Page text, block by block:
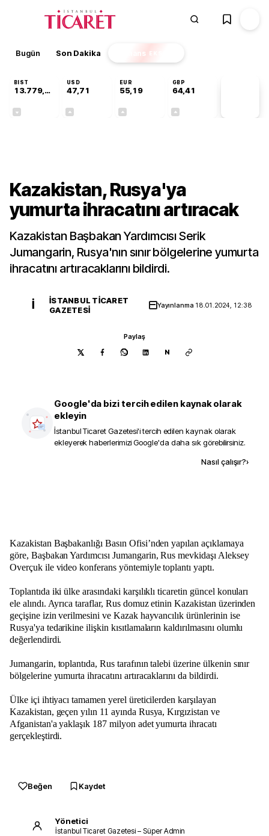
Bugün Son Dakika Finans EKSTRA
BIST
13.779,39
USD
47,71
EUR
55,19
GBP
64,41
Kazakistan, Rusya'ya
yumurta ihracatını artıracak
Kazakistan Başbakan Yardımcısı Serik
Jumangarin, Rusya'nın sınır bölgelerine yumurta
ihracatını artıracaklarını bildirdi.
İ
İSTANBUL TICARET
GAZETESI
Yayınlanma 18.01.2024, 12:38
Paylaş
N
Google'da bizi tercih edilen kaynak olarak
ekleyin
İstanbul Ticaret Gazetesi'i tercih edilen kaynak olarak
ekleyerek haberlerimizi Google'da daha sık görebilirsiniz.
Nasıl çalışır?›
Kazakistan Başbakanlığı Basın Ofisi’nden yapılan açıklamaya
göre, Başbakan Yardımcısı Jumangarin, Rus mevkidaşı Aleksey
Overçuk ile video konferans yöntemiyle toplantı yaptı.
Toplantıda iki ülke arasındaki karşılıklı ticaretin güncel konuları
ele alındı. Ayrıca taraflar, Rus domuz etinin Kazakistan üzerinden
geçişine izin verilmesini ve Kazak hayvancılık ürünlerinin ise
Rusya'ya tedarikine ilişkin kısıtlamaların kaldırılmasını olumlu
değerlendirdi.
Jumangarin, toplantıda, Rus tarafının talebi üzerine ülkenin sınır
bölgelerine yumurta ihracatını artıracaklarını da bildirdi.
Ülke içi ihtiyacı tamamen yerel üreticilerden karşılayan
Kazakistan, geçen yılın 11 ayında Rusya, Kırgızistan ve
Afganistan'a yaklaşık 187 milyon adet yumurta ihracatı
gerçekleştirdi.
Beğen Kaydet
Yönetici
İstanbul Ticaret Gazetesi – Süper Admin